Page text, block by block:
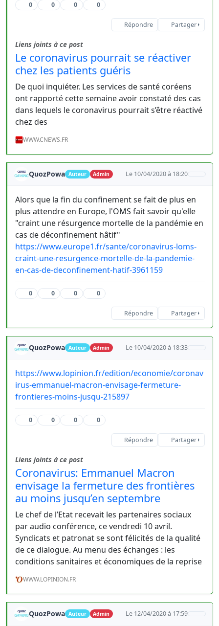
0 0 0 0
Répondre Partager
Liens joints à ce post
Le coronavirus pourrait se réactiver
chez les patients guéris
De quoi inquiéter. Les services de santé coréens
ont rapporté cette semaine avoir constaté des cas
dans lequels le coronavirus pourrait s’être réactivé
chez des
WWW.CNEWS.FR
QuozPowa Auteur Admin Le 10/04/2020 à 18:20
Alors que la fin du confinement se fait de plus en
plus attendre en Europe, l'OMS fait savoir qu'elle
"craint une résurgence mortelle de la pandémie en
cas de déconfinement hâtif"
https://www.europe1.fr/sante/coronavirus-loms-
craint-une-resurgence-mortelle-de-la-pandemie-
en-cas-de-deconfinement-hatif-3961159
0 0 0 0
Répondre Partager
QuozPowa Auteur Admin Le 10/04/2020 à 18:33
https://www.lopinion.fr/edition/economie/coronav
irus-emmanuel-macron-envisage-fermeture-
frontieres-moins-jusqu-215897
0 0 0 0
Répondre Partager
Liens joints à ce post
Coronavirus: Emmanuel Macron
envisage la fermeture des frontières
au moins jusqu’en septembre
Le chef de l’Etat recevait les partenaires sociaux
par audio conférence, ce vendredi 10 avril.
Syndicats et patronat se sont félicités de la qualité
de ce dialogue. Au menu des échanges : les
conditions sanitaires et économiques de la reprise
WWW.LOPINION.FR
QuozPowa Auteur Admin Le 12/04/2020 à 17:59